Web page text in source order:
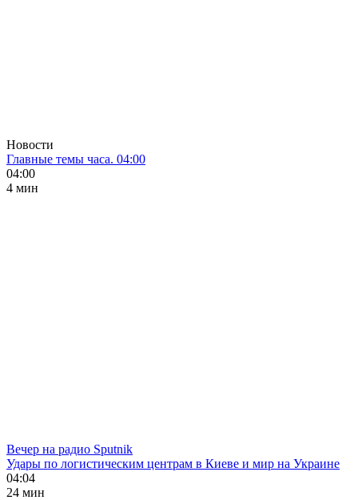
Новости
Главные темы часа. 04:00
04:00
4 мин
Вечер на радио Sputnik
Удары по логистическим центрам в Киеве и мир на Украине
04:04
24 мин